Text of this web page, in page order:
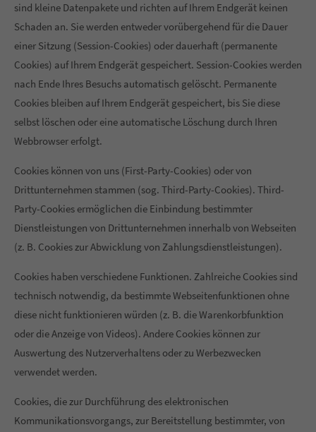
sind kleine Datenpakete und richten auf Ihrem Endgerät keinen
Schaden an. Sie werden entweder vorübergehend für die Dauer
einer Sitzung (Session-Cookies) oder dauerhaft (permanente
Cookies) auf Ihrem Endgerät gespeichert. Session-Cookies werden
nach Ende Ihres Besuchs automatisch gelöscht. Permanente
Cookies bleiben auf Ihrem Endgerät gespeichert, bis Sie diese
selbst löschen oder eine automatische Löschung durch Ihren
Webbrowser erfolgt.
Cookies können von uns (First-Party-Cookies) oder von
Drittunternehmen stammen (sog. Third-Party-Cookies). Third-
Party-Cookies ermöglichen die Einbindung bestimmter
Dienstleistungen von Drittunternehmen innerhalb von Webseiten
(z. B. Cookies zur Abwicklung von Zahlungsdienstleistungen).
Cookies haben verschiedene Funktionen. Zahlreiche Cookies sind
technisch notwendig, da bestimmte Webseitenfunktionen ohne
diese nicht funktionieren würden (z. B. die Warenkorbfunktion
oder die Anzeige von Videos). Andere Cookies können zur
Auswertung des Nutzerverhaltens oder zu Werbezwecken
verwendet werden.
Cookies, die zur Durchführung des elektronischen
Kommunikationsvorgangs, zur Bereitstellung bestimmter, von